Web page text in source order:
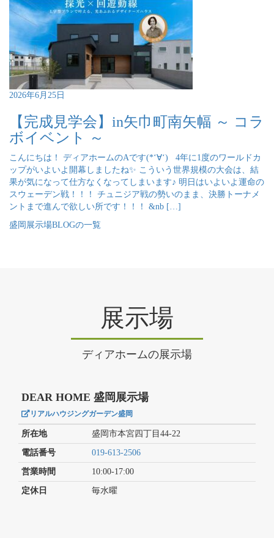
2026年6月25日
【完成見学会】in矢巾町南矢幅 ～ コラ
ボイベント ～
こんにちは！ ディアホームのAです(*‘∀‘) 4年に1度のワールドカ
ップがいよいよ開幕しましたね✨ こういう世界規模の大会は、結
果が気になって仕方なくなってしまいます♪ 明日はいよいよ運命の
スウェーデン戦！！！ チュニジア戦の勢いのまま、決勝トーナメ
ントまで進んで欲しい所です！！！ &nb […]
盛岡展示場BLOGの一覧
展示場
ディアホームの展示場
DEAR HOME 盛岡展示場
リアルハウジングガーデン盛岡
所在地 盛岡市本宮四丁目44-22
電話番号 019-613-2506
営業時間 10:00-17:00
定休日 毎水曜